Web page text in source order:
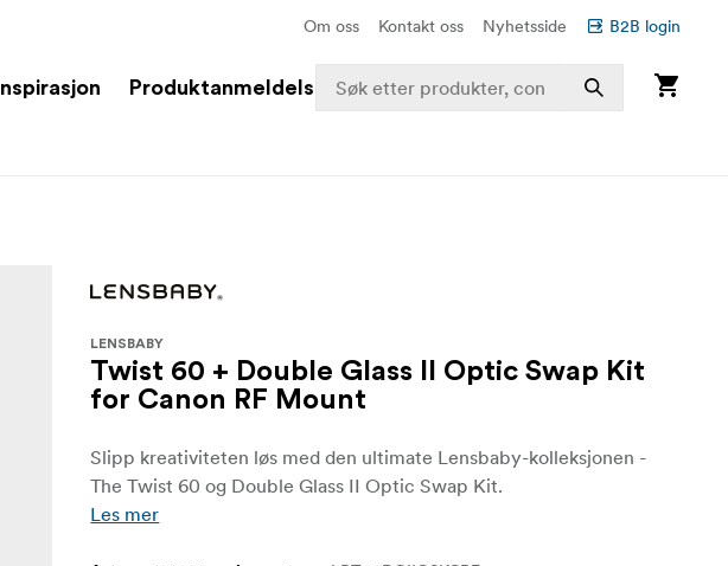
Om oss Kontakt oss Nyhetsside B2B login
Inspirasjon Produktanmeldelser
LENSBABY
Twist 60 + Double Glass II Optic Swap Kit
for Canon RF Mount
Slipp kreativiteten løs med den ultimate Lensbaby-kolleksjonen -
The Twist 60 og Double Glass II Optic Swap Kit.
Les mer